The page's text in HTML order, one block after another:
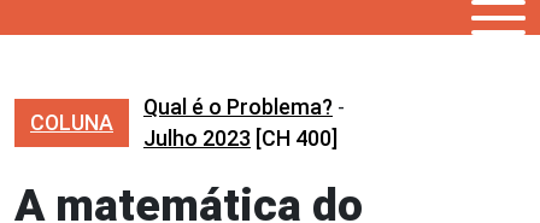
COLUNA
Qual é o Problema? -
Julho 2023 [CH 400]
A matemática do